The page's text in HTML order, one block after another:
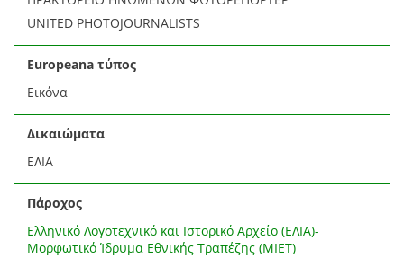
UNITED PHOTOJOURNALISTS
Europeana τύπος
Εικόνα
Δικαιώματα
ΕΛΙΑ
Πάροχος
Ελληνικό Λογοτεχνικό και Ιστορικό Αρχείο (ΕΛΙΑ)-
Μορφωτικό Ίδρυμα Εθνικής Τραπέζης (ΜΙΕΤ)